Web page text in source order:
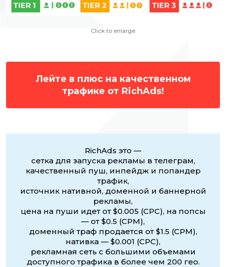
Сlick to enlarge
Лейте в плюс на качественном
трафике от RichAds!
RichAds это —
сетка для запуска рекламы в телеграм,
качественный пуш, инпейдж и попандер
трафик,
источник нативной, доменной и баннерной
рекламы,
цена на пуши идет от $0.005 (CPC), на попсы
— от $0.5 (CPM),
доменный траф продается от $1.5 (CPM),
нативка — $0.001 (CPC),
рекламная сеть с большими объемами
доступного трафика в более чем 200 гео.